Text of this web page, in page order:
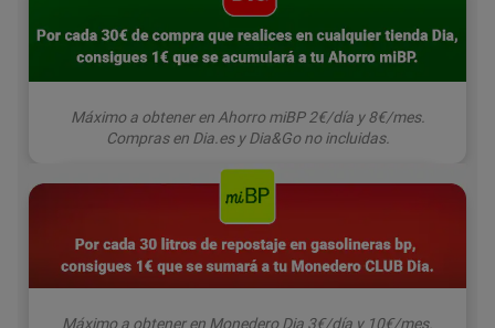
Máximo a obtener en Ahorro miBP 2€/día y 8€/mes.
Compras en Dia.es y Dia&Gono incluidas.
Máximo a obtener en Monedero Dia 3€/día y 10€/mes.